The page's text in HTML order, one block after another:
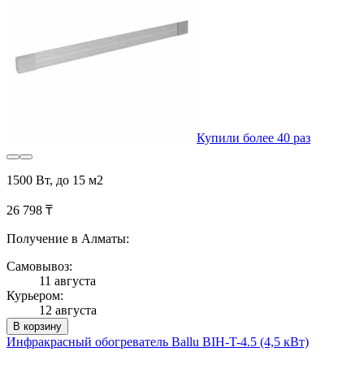
Купили более 40 раз
1500 Вт, до 15 м2
26 798 ₸
Получение в Алматы:
Самовывоз:
11 августа
Курьером:
12 августа
В корзину
Инфракрасный обогреватель Ballu BIH-T-4.5 (4,5 кВт)